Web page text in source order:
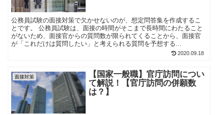
公務員試験の面接対策で欠かせないのが、想定問答集を作成するこ
とです。 公務員試験は、面接の時間がそこまで長時間にわたること
がないため、面接官からの質問数が限られてくることから、面接官
が「これだけは質問したい」と考えられる質問を予想する...
2020.09.18
面接対策
【国家一般職】官庁訪問につい
て解説！【官庁訪問の併願数
は？】